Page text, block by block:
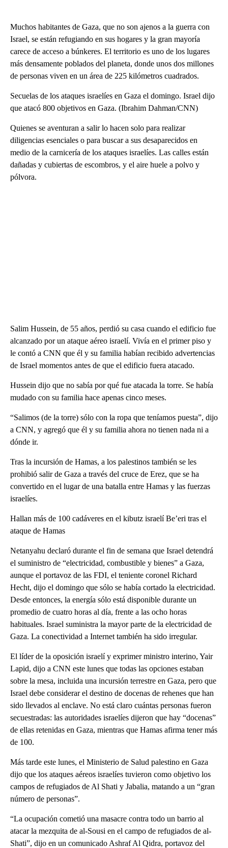
Muchos habitantes de Gaza, que no son ajenos a la guerra con
Israel, se están refugiando en sus hogares y la gran mayoría
carece de acceso a búnkeres. El territorio es uno de los lugares
más densamente poblados del planeta, donde unos dos millones
de personas viven en un área de 225 kilómetros cuadrados.
Secuelas de los ataques israelíes en Gaza el domingo. Israel dijo
que atacó 800 objetivos en Gaza. (Ibrahim Dahman/CNN)
Quienes se aventuran a salir lo hacen solo para realizar
diligencias esenciales o para buscar a sus desaparecidos en
medio de la carnicería de los ataques israelíes. Las calles están
dañadas y cubiertas de escombros, y el aire huele a polvo y
pólvora.
Salim Hussein, de 55 años, perdió su casa cuando el edificio fue
alcanzado por un ataque aéreo israelí. Vivía en el primer piso y
le contó a CNN que él y su familia habían recibido advertencias
de Israel momentos antes de que el edificio fuera atacado.
Hussein dijo que no sabía por qué fue atacada la torre. Se había
mudado con su familia hace apenas cinco meses.
“Salimos (de la torre) sólo con la ropa que teníamos puesta”, dijo
a CNN, y agregó que él y su familia ahora no tienen nada ni a
dónde ir.
Tras la incursión de Hamas, a los palestinos también se les
prohibió salir de Gaza a través del cruce de Erez, que se ha
convertido en el lugar de una batalla entre Hamas y las fuerzas
israelíes.
Hallan más de 100 cadáveres en el kibutz israelí Be’eri tras el
ataque de Hamas
Netanyahu declaró durante el fin de semana que Israel detendrá
el suministro de “electricidad, combustible y bienes” a Gaza,
aunque el portavoz de las FDI, el teniente coronel Richard
Hecht, dijo el domingo que sólo se había cortado la electricidad.
Desde entonces, la energía sólo está disponible durante un
promedio de cuatro horas al día, frente a las ocho horas
habituales. Israel suministra la mayor parte de la electricidad de
Gaza. La conectividad a Internet también ha sido irregular.
El líder de la oposición israelí y exprimer ministro interino, Yair
Lapid, dijo a CNN este lunes que todas las opciones estaban
sobre la mesa, incluida una incursión terrestre en Gaza, pero que
Israel debe considerar el destino de docenas de rehenes que han
sido llevados al enclave. No está claro cuántas personas fueron
secuestradas: las autoridades israelíes dijeron que hay “docenas”
de ellas retenidas en Gaza, mientras que Hamas afirma tener más
de 100.
Más tarde este lunes, el Ministerio de Salud palestino en Gaza
dijo que los ataques aéreos israelíes tuvieron como objetivo los
campos de refugiados de Al Shati y Jabalia, matando a un “gran
número de personas”.
“La ocupación cometió una masacre contra todo un barrio al
atacar la mezquita de al-Sousi en el campo de refugiados de al-
Shati”, dijo en un comunicado Ashraf Al Qidra, portavoz del